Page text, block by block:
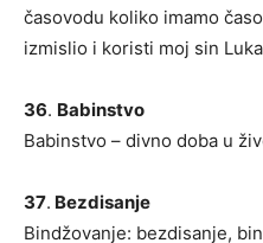
časovodu koliko imamo
izmislio i koristi moj sin
36. Babinstvo
Babinstvo – divno doba u
37. Bezdisanje
Bindžovanje: bezdisanje,